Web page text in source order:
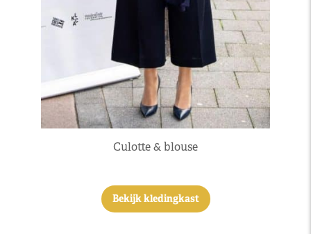
Culotte & blouse
Bekijk kledingkast